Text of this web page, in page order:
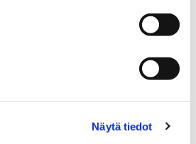
Näytä tiedot
27.03.2023